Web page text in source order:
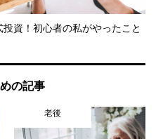
資！初心者の私がやったこと
の記事
老後